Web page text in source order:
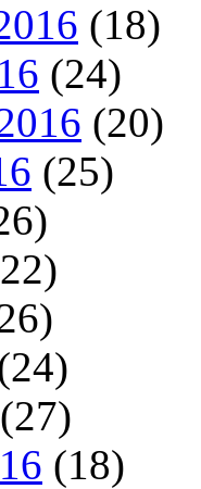
(18)
(24)
(20)
(25)
(27)
(18)